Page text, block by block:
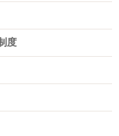
度